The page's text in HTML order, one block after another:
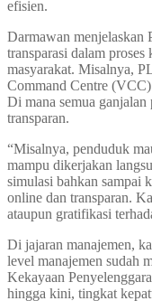
efisien.
Darmawan menjelaskan
transparasi dalam
masyarakat. Misalnya,
Command Centre
Di mana semua ganjalan
transparan.
“Misalnya, penduduk
mampu dikerjakan
simulasi bahkan sampai
online dan transparan.
ataupun gratifikasi
Di jajaran manajemen,
level manajemen sudah
Kekayaan
hingga kini, tingkat